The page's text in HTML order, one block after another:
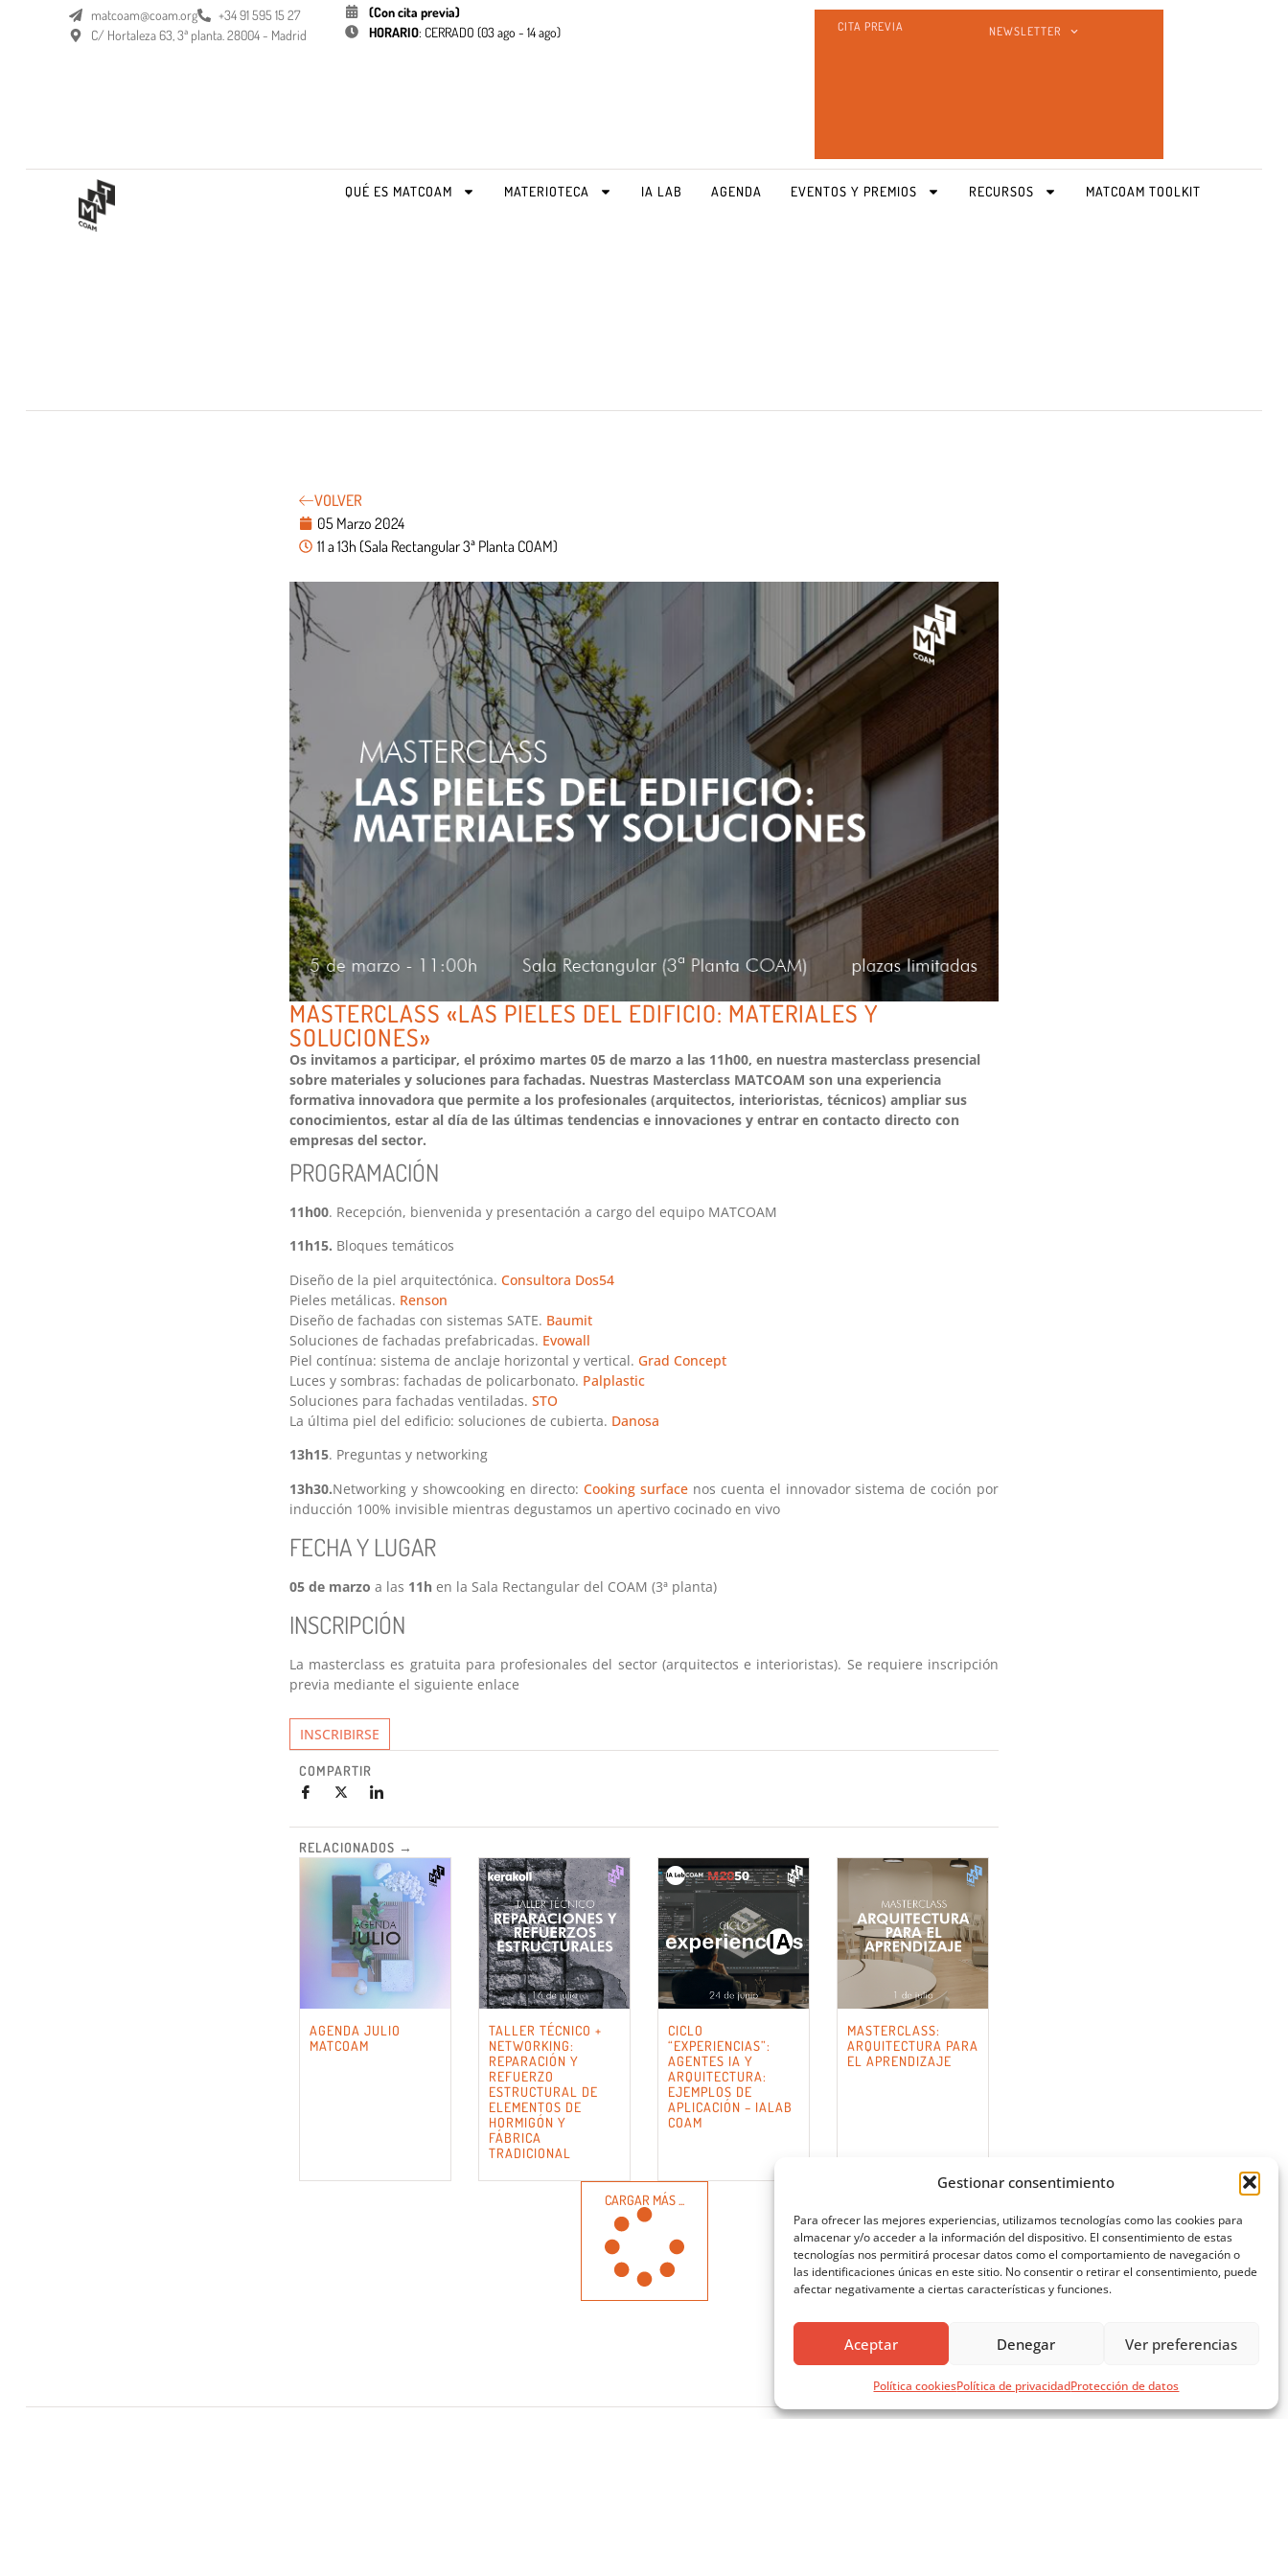
Gestionar consentimiento
Para ofrecer las mejores experiencias, utilizamos tecnologías como las cookies para
almacenar y/o acceder a la información del dispositivo. El consentimiento de estas
tecnologías nos permitirá procesar datos como el comportamiento de navegación o
las identificaciones únicas en este sitio. No consentir o retirar el consentimiento, puede
afectar negativamente a ciertas características y funciones.
Aceptar Denegar Ver preferencias
Política cookiesPolítica de privacidadProtección de datos
matcoam@coam.org
+34 91 595 15 27
C/ Hortaleza 63, 3ª planta. 28004 - Madrid
(Con cita previa)
HORARIO: CERRADO (03 ago - 14 ago) CITA PREVIA NEWSLETTER
QUÉ ES MATCOAM MATERIOTECA IA LAB AGENDA EVENTOS Y PREMIOS RECURSOS MATCOAM TOOLKIT
VOLVER
05 Marzo 2024
11 a 13h (Sala Rectangular 3ª Planta COAM)
MASTERCLASS «LAS PIELES DEL EDIFICIO: MATERIALES Y
SOLUCIONES»
Os invitamos a participar, el próximo martes 05 de marzo a las 11h00, en nuestra masterclass presencial
sobre materiales y soluciones para fachadas. Nuestras Masterclass MATCOAM son una experiencia
formativa innovadora que permite a los profesionales (arquitectos, interioristas, técnicos) ampliar sus
conocimientos, estar al día de las últimas tendencias e innovaciones y entrar en contacto directo con
empresas del sector.
PROGRAMACIÓN
11h00. Recepción, bienvenida y presentación a cargo del equipo MATCOAM
11h15. Bloques temáticos
Diseño de la piel arquitectónica. Consultora Dos54
Pieles metálicas. Renson
Diseño de fachadas con sistemas SATE. Baumit
Soluciones de fachadas prefabricadas. Evowall
Piel contínua: sistema de anclaje horizontal y vertical. Grad Concept
Luces y sombras: fachadas de policarbonato. Palplastic
Soluciones para fachadas ventiladas. STO
La última piel del edificio: soluciones de cubierta. Danosa
13h15. Preguntas y networking
13h30.Networking y showcooking en directo:Cooking surface nos cuenta el innovador sistema de coción por
inducción 100% invisible mientras degustamos un apertivo cocinado en vivo
FECHA Y LUGAR
05 de marzo a las 11h en la Sala Rectangular del COAM (3ª planta)
INSCRIPCIÓN
La masterclass es gratuita para profesionales del sector (arquitectos e interioristas). Se requiere inscripción
previa mediante el siguiente enlace
INSCRIBIRSE
COMPARTIR
RELACIONADOS →
AGENDA JULIO
MATCOAM
TALLER TÉCNICO +
NETWORKING:
REPARACIÓN Y
REFUERZO
ESTRUCTURAL DE
ELEMENTOS DE
HORMIGÓN Y
FÁBRICA
TRADICIONAL
CICLO
“EXPERIENCIAS”:
AGENTES IA Y
ARQUITECTURA:
EJEMPLOS DE
APLICACIÓN – IALAB
COAM
MASTERCLASS:
ARQUITECTURA PARA
EL APRENDIZAJE
CARGAR MÁS ...